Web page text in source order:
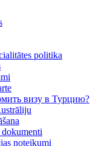
politika
визу в Турцию?
noteikumi